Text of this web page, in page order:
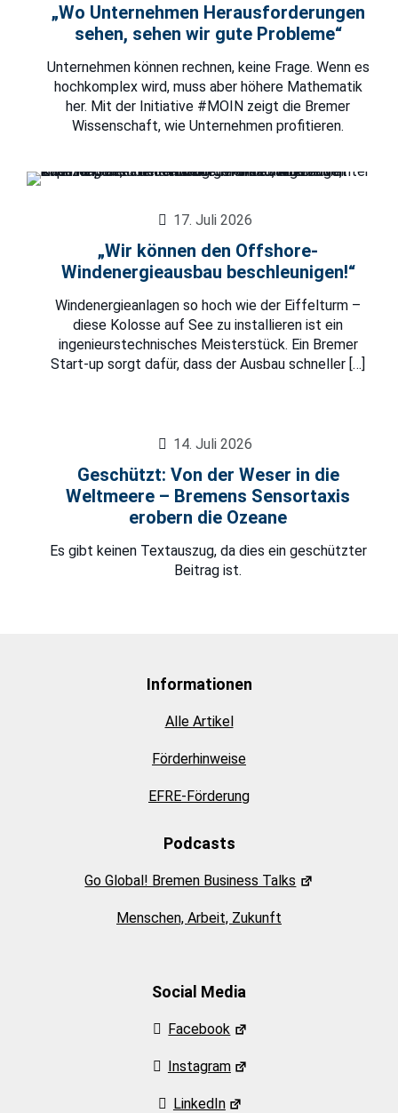
„Wo Unternehmen Herausforderungen
sehen, sehen wir gute Probleme“
Unternehmen können rechnen, keine Frage. Wenn es
hochkomplex wird, muss aber höhere Mathematik
her. Mit der Initiative #MOIN zeigt die Bremer
Wissenschaft, wie Unternehmen profitieren.
17. Juli 2026
„Wir können den Offshore-
Windenergieausbau beschleunigen!“
Windenergieanlagen so hoch wie der Eiffelturm –
diese Kolosse auf See zu installieren ist ein
ingenieurstechnisches Meisterstück. Ein Bremer
Start-up sorgt dafür, dass der Ausbau schneller […]
14. Juli 2026
Geschützt: Von der Weser in die
Weltmeere – Bremens Sensortaxis
erobern die Ozeane
Es gibt keinen Textauszug, da dies ein geschützter
Beitrag ist.
Informationen
Alle Artikel
Förderhinweise
EFRE-Förderung
Podcasts
Go Global! Bremen Business Talks
Menschen, Arbeit, Zukunft
Social Media
Facebook
Instagram
LinkedIn